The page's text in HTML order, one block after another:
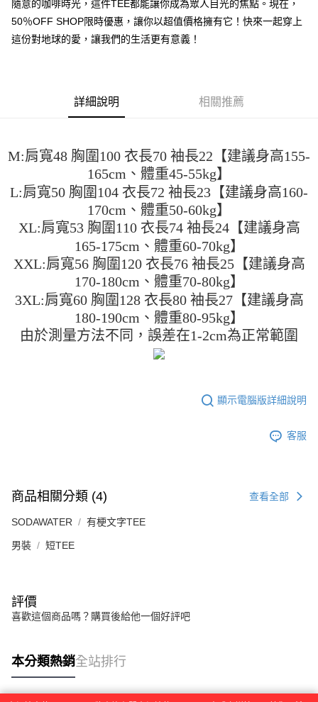
流程，驗證手機門號後，選擇欲分期的期數、繳款截止日，確認付款後即完
成交易。
3.實際核准額度、可分期數及費用金額請依後續交易確認頁面所載為準。
1.分期款項不併入電信帳單，「大哥付你分期」於每月結算日後寄送繳費提
1.本服務係由「台灣大哥大股份有限公司」（以下簡稱本公司）所提供，讓
用戶於交易時，得透過本服務購買商品或服務，並由商店將買賣／分期付款
買賣價金債權讓與本公司後，依約使用本公司帳單繳交帳款。
2.基於同意付款使用「大哥付你分期」之契約關係目的，商店將以您的個人
資料（包含姓名、電話或地址）提供予台灣大哥大進項蒐集、處理及利用，
由本公司與您本人進行分期帳單所需資料之確認、核對及更正。
3.完整用戶服務條款，請詳閱以下連結：https://oppay.tw/userRule
相關說明
【關於「AFTEE先享後付」】
AFTEE先享後付是「在收到商品之後才付款」的支付方式。 讓您購物簡單
便利好安心！
【「AFTEE先享後付」結帳流程】
２．訂單成立數日內，您將收到繳費通知簡訊。
３．收到繳費通知簡訊後14天內，點擊此簡訊中的連結，可透過四大超商／
ATM／網路銀行／等多元方式進行付款，方視為交易完成。
※ 請注意：結帳手續完成當下不需立刻繳費，但若您需要取消訂單，請聯絡
購買商品的店家。未經商家同意取消之訂單仍視為有效，需透過AFTEE先享
※ 交易是否成功請以「AFTEE先享後付 」之結帳頁面顯示為準，若有關於
是否繳費成功／繳費後需取消欲退款等相關疑問，請聯繫「AFTEE先享後付
客戶支援中心」https://netprotections.freshdesk.com/support/home
１．透過由恩沛科技股份有限公司提供之「AFTEE先享後付」服務完成之交
易，需依本服務之必要範圍內提供個人資料，並將交易相關給付款項請求債
權轉讓予恩沛科技股份有限公司。
２．關於個人資料處理事宜，請瀏覽以下網址：
https://aftee.tw/terms/#terms3
３．未成年的使用者請事先徵得法定代理人或監護人之同意方可使用
時審查核予不同之上限額度；若仍有額度不足之情形，本公司將視審查結果
５．嚴禁一人註冊多個帳號或使用他人資訊註冊。若發現惡意使用之情形，
恩沛科技股份有限公司將有權停止該用戶之使用額度並採取法律行動。
每筆NT$45
每筆NT$45，滿NT$499(含以上)免運費
付款 後7-11取貨
每筆NT$45，滿NT$499(含以上)免運費
宅配
每筆NT$70，滿NT$499(含以上)免運費
隨意的咖啡時光，這件TEE都能讓你成為眾人目光的焦點。現在，
50％OFF SHOP限時優惠，讓你以超值價格擁有它！快來一起穿上
這份對地球的愛，讓我們的生活更有意義！
詳細說明 相關推薦
M:肩寬48 胸圍100 衣長70 袖長22【建議身高155-
165cm、體重45-55kg】
L:肩寬50 胸圍104 衣長72 袖長23【建議身高160-
170cm、體重50-60kg】
XL:肩寬53 胸圍110 衣長74 袖長24【建議身高
165-175cm、體重60-70kg】
XXL:肩寬56 胸圍120 衣長76 袖長25【建議身高
170-180cm、體重70-80kg】
3XL:肩寬60 胸圍128 衣長80 袖長27【建議身高
180-190cm、體重80-95kg】
由於測量方法不同，誤差在1-2cm為正常範圍
顯示電腦版詳細說明
客服
商品相關分類 (4) 查看全部
SODAWATER 有梗文字TEE
男裝 短TEE
評價
喜歡這個商品嗎？購買後給他一個好評吧
本分類熱銷全站排行